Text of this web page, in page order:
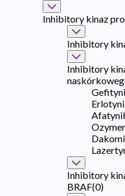
Inhibitory kinaz
Inhibitory
Inhibitory
Inhibitory
BRAF(0)